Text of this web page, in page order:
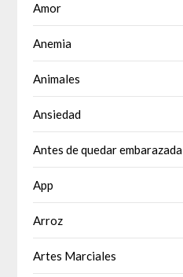
Amor
Anemia
Animales
Ansiedad
Antes de quedar embarazada
App
Arroz
Artes Marciales